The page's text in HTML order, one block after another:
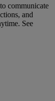
communicate
and
See